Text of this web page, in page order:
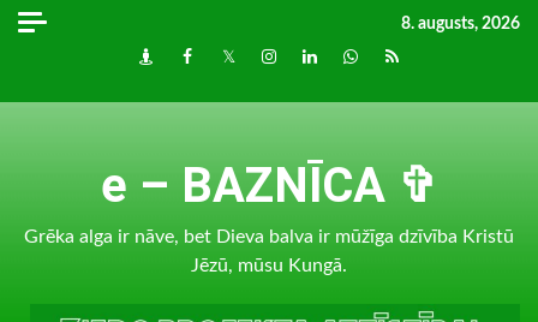
Skip
8. augusts, 2026
DraugiemFacebook
TwitterInstagram
LinkedInwhatsapp
RSS
e – BAZNĪCA ✞
Grēka alga ir nāve, bet Dieva balva ir mūžīga dzīvība Kristū
Jēzū, mūsu Kungā.